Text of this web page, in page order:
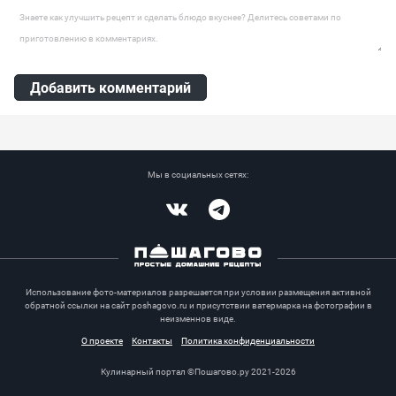
Оставить комментарий
Добавить комментарий
Мы в социальных сетях:
Использование фото-материалов разрешается при условии размещения активной
обратной ссылки на сайт poshagovo.ru и присутствии ватермарка на фотографии в
неизменнов виде.
О проекте
Контакты Политика конфиденциальности
Кулинарный портал ©Пошагово.ру 2021-2026